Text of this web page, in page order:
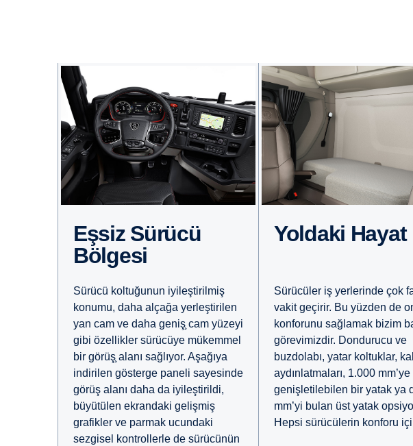
Eşsiz Sürücü
Bölgesi
Sürücü koltuğunun iyileştirilmiş
konumu, daha alçağa yerleştirilen
yan cam ve daha geniş̧ cam yüzeyi
gibi özellikler sürücüye mükemmel
bir görüş̧ alanı sağlıyor. Aşağıya
indirilen gösterge paneli sayesinde
görüş alanı daha da iyileştirildi,
büyütülen ekrandaki gelişmiş
grafikler ve parmak ucundaki
sezgisel kontrollerle de sürücünün
Yoldaki Hayat
Sürücüler iş yerlerinde çok
vakit geçirir. Bu yüzden de
konforunu sağlamak bizim
görevimizdir. Dondurucu ve
buzdolabı, yatar koltuklar,
aydınlatmaları, 1.000
genişletilebilen bir yatak ya
mm’yi bulan üst yatak
Hepsi sürücülerin konforu